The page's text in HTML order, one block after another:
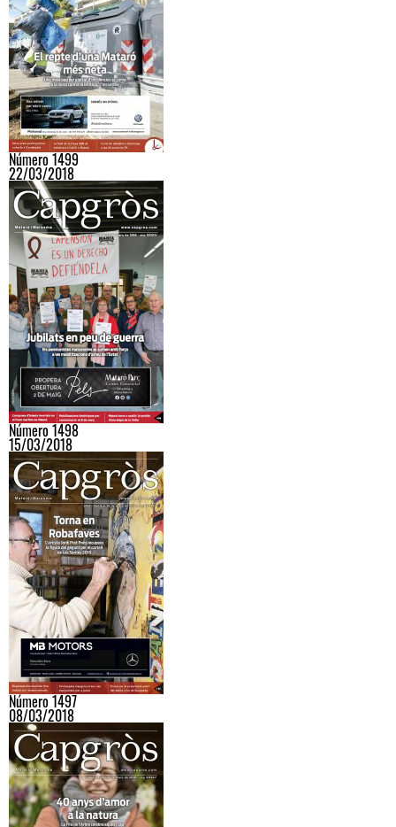
Número 1499
22/03/2018
Número 1498
15/03/2018
Número 1497
08/03/2018